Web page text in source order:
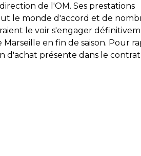
de l'OM. Ses prestations
le monde d'accord et de
le voir s'engager
en fin de saison. Pour
d'achat présente dans le